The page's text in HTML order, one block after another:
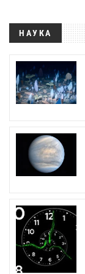
НАУКА